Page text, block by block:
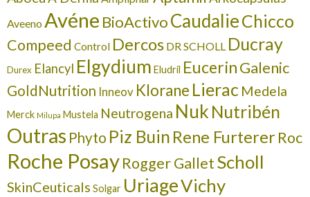
Aveeno Avéne BioActivoCaudalieChicco
Compeed Control Dercos DR SCHOLL Ducray
Durex Elancyl Elgydium Eludril EucerinGalenic
GoldNutrition Inneov Klorane Lierac Medela
Merck Milupa Mustela Neutrogena Nuk Nutribén
Outras Phyto Piz Buin Rene FurtererRoc
Roche PosayRogger GalletScholl
SkinCeuticals Solgar UriageVichy